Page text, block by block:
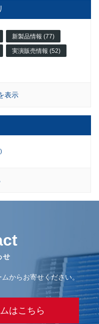
新製品情報 (77)
実演販売情報 (52)
表示
せ
からお寄せください。
はこちら